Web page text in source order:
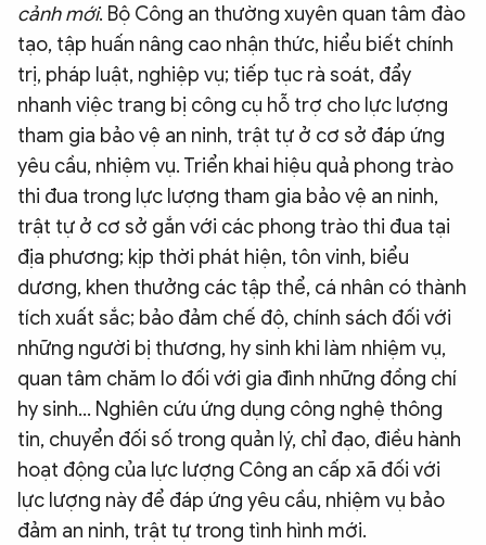
cảnh mới. Bộ Công an thường xuyên quan tâm đào
tạo, tập huấn nâng cao nhận thức, hiểu biết chính
trị, pháp luật, nghiệp vụ; tiếp tục rà soát, đẩy
nhanh việc trang bị công cụ hỗ trợ cho lực lượng
tham gia bảo vệ an ninh, trật tự ở cơ sở đáp ứng
yêu cầu, nhiệm vụ. Triển khai hiệu quả phong trào
thi đua trong lực lượng tham gia bảo vệ an ninh,
trật tự ở cơ sở gắn với các phong trào thi đua tại
địa phương; kịp thời phát hiện, tôn vinh, biểu
dương, khen thưởng các tập thể, cá nhân có thành
tích xuất sắc; bảo đảm chế độ, chính sách đối với
những người bị thương, hy sinh khi làm nhiệm vụ,
quan tâm chăm lo đối với gia đình những đồng chí
hy sinh... Nghiên cứu ứng dụng công nghệ thông
tin, chuyển đối số trong quản lý, chỉ đạo, điều hành
hoạt động của lực lượng Công an cấp xã đối với
lực lượng này để đáp ứng yêu cầu, nhiệm vụ bảo
đảm an ninh, trật tự trong tình hình mới.